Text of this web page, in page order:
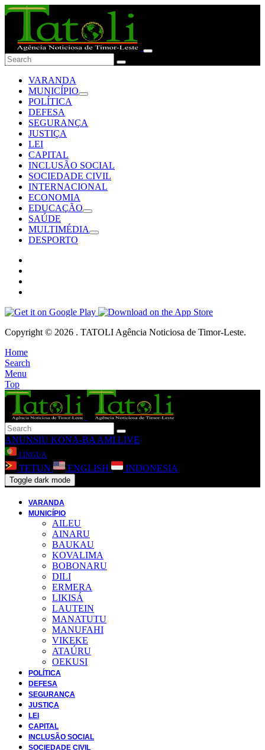
VARANDA
MUNICÍPIO
POLÍTICA
DEFESA
SEGURANÇA
JUSTIÇA
LEI
CAPITAL
INCLUSÃO SOCIAL
SOCIEDADE CIVIL
INTERNACIONAL
ECONOMIA
EDUCAÇÃO
SAÚDE
MULTIMÉDIA
DESPORTO
Copyright © 2026 . TATOLI Agência Noticiosa de Timor-Leste.
Home
Search
Menu
Top
ANUNSIU KONA-BA AMI LIVE
LINGUA
TETUN ENGLISH INDONESIA
Toggle dark mode
VARANDA
MUNICÍPIO
AILEU
AINARU
BAUKAU
KOVALIMA
BOBONARU
DILI
ERMERA
LIKISÁ
LAUTEIN
MANATUTU
MANUFAHI
VIKEKE
ATAÚRU
OEKUSI
POLÍTICA
DEFESA
SEGURANÇA
JUSTIÇA
LEI
CAPITAL
INCLUSÃO SOCIAL
SOCIEDADE CIVIL